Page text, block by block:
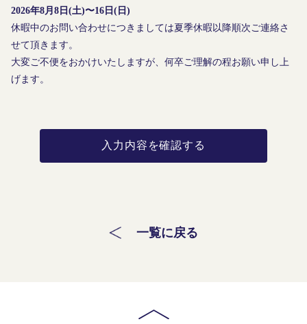
2026年8月8日(土)〜16日(日)
休暇中のお問い合わせにつきましては夏季休暇以降順次ご連絡さ
せて頂きます。
大変ご不便をおかけいたしますが、何卒ご理解の程お願い申し上
げます。
入力内容を確認する
一覧に戻る